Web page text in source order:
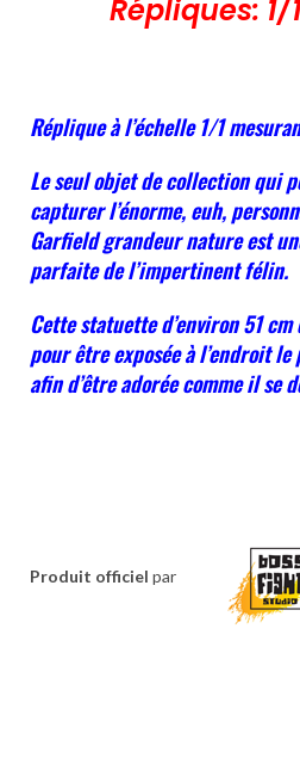
Répliques:
Réplique à l’échelle 1/1
Le seul objet de collection qui
capturer l’énorme, euh,
Garfield grandeur nature est
parfaite de l’impertinent félin.
Cette statuette d’environ 51
pour être exposée à l’endroit
afin d’être adorée comme il se
Produit officiel par